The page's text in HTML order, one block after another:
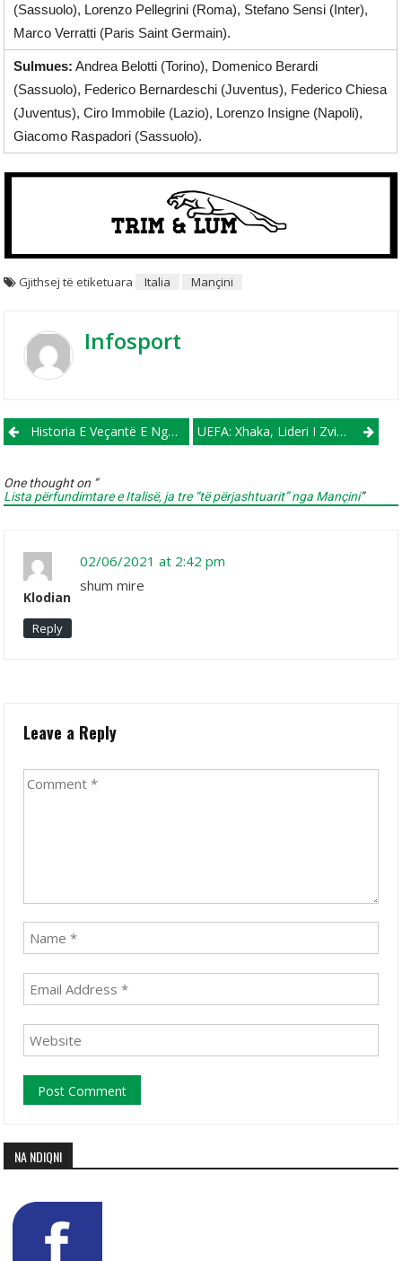
(Sassuolo), Lorenzo Pellegrini (Roma), Stefano Sensi (Inter),
Marco Verratti (Paris Saint Germain).
Sulmues: Andrea Belotti (Torino), Domenico Berardi
(Sassuolo), Federico Bernardeschi (Juventus), Federico Chiesa
(Juventus), Ciro Immobile (Lazio), Lorenzo Insigne (Napoli),
Giacomo Raspadori (Sassuolo).
Gjithsej të etiketuara Italia Mançini
Infosport
Post navigation
Historia E Veçantë E Ngolo Kante, Humbi Trenin Për Në Paris, Përfundon Duke Lozur UEFA: Xhaka, Lideri I Zvicrës Në “Euro 2020(1)”
One thought on “
Lista përfundimtare e Italisë, ja tre “të përjashtuarit” nga Mançini”
Klodian
02/06/2021 at 2:42 pm
shum mire
Reply
Leave a Reply
NA NDIQNI